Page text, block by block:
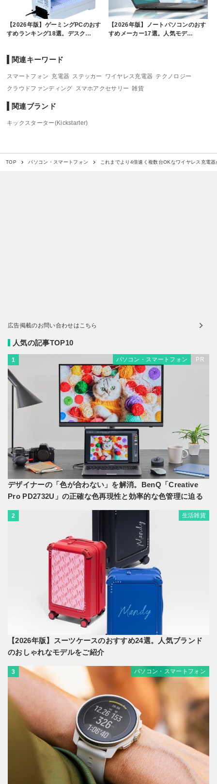
【2026年版】ゲーミングPCのおす
すめランキング18選。デスク…
【2026年版】ノートパソコンのおす
すめメーカー17選。人気モデ…
関連キーワード
スマートフォン 充電器 ステッカー ワイヤレス充電器 テクノロジー
クラウドファンディング スマホアクセサリー 雑貨
関連ブランド
キックスターター(Kickstarter)
TOP パソコン・スマートフォン これまでより4倍速く複数台OKなワイヤレス充電
広告掲載のお問い合わせはこちら
人気の記事TOP10
1 パソコン・スマートフォン PR
デザイナーの「色が合わない」を解消。BenQ「Creative
Pro PD2732U」の正確な色再現性と効率的な色管理に迫る
2 生活雑貨
【2026年版】スーツケースのおすすめ24選。人気ブランド
のおしゃれなモデルをご紹介
3 パソコン・スマートフォン